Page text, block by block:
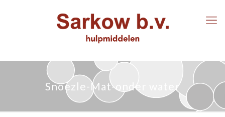
Snoezle-Mat-onder water